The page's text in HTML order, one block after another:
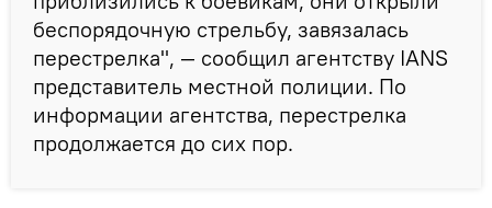
беспорядочную стрельбу, завязалась
перестрелка", — сообщил агентству IANS
представитель местной полиции. По
информации агентства, перестрелка
продолжается до сих пор.